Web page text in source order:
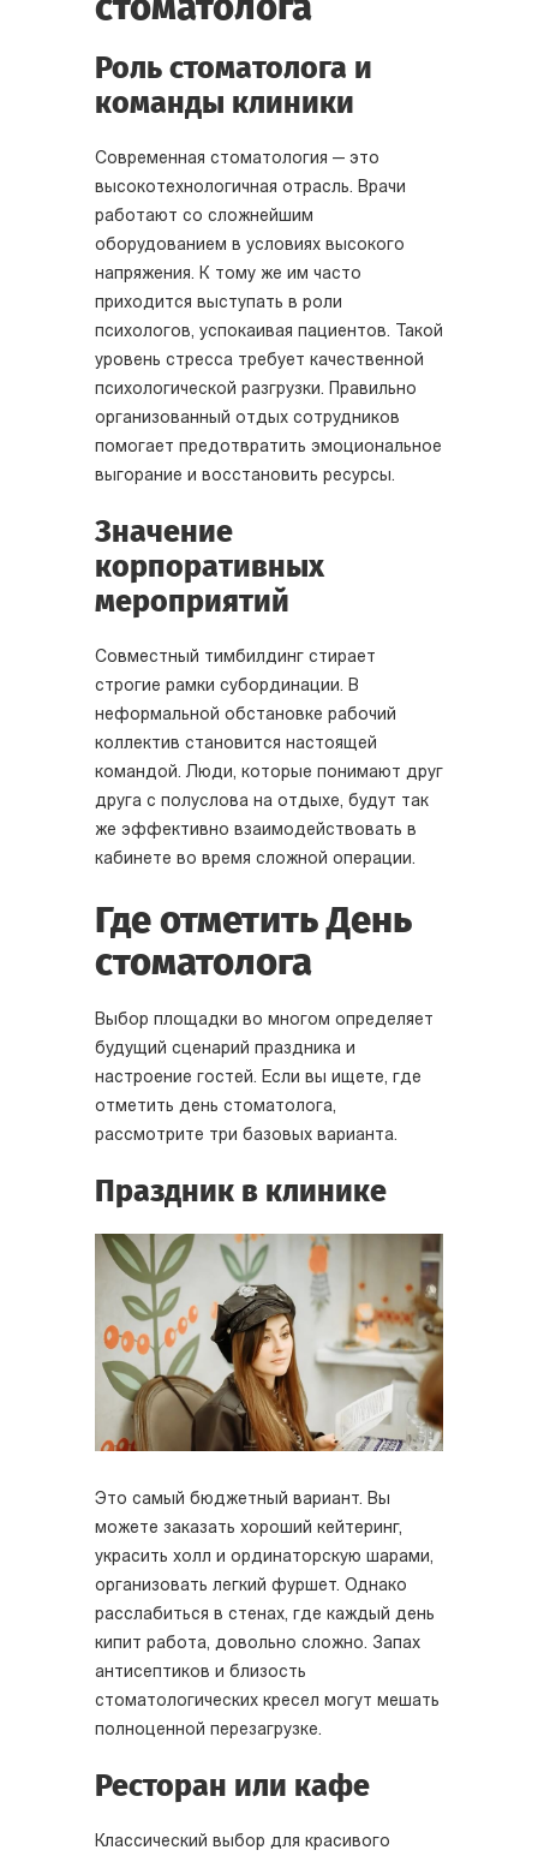
Роль стоматолога и
команды клиники
Современная стоматология — это
высокотехнологичная отрасль. Врачи
работают со сложнейшим
оборудованием в условиях высокого
напряжения. К тому же им часто
приходится выступать в роли
психологов, успокаивая пациентов. Такой
уровень стресса требует качественной
психологической разгрузки. Правильно
организованный отдых сотрудников
помогает предотвратить эмоциональное
выгорание и восстановить ресурсы.
Значение
корпоративных
мероприятий
Совместный тимбилдинг стирает
строгие рамки субординации. В
неформальной обстановке рабочий
коллектив становится настоящей
командой. Люди, которые понимают друг
друга с полуслова на отдыхе, будут так
же эффективно взаимодействовать в
кабинете во время сложной операции.
Где отметить День
стоматолога
Выбор площадки во многом определяет
будущий сценарий праздника и
настроение гостей. Если вы ищете, где
отметить день стоматолога,
рассмотрите три базовых варианта.
Праздник в клинике
Это самый бюджетный вариант. Вы
можете заказать хороший кейтеринг,
украсить холл и ординаторскую шарами,
организовать легкий фуршет. Однако
расслабиться в стенах, где каждый день
кипит работа, довольно сложно. Запах
антисептиков и близость
стоматологических кресел могут мешать
полноценной перезагрузке.
Ресторан или кафе
Классический выбор для красивого